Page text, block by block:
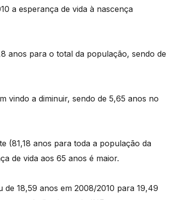
a esperança de vida à nascença
anos para o total da população, sendo de
vindo a diminuir, sendo de 5,65 anos no
(81,18 anos para toda a população da
de vida aos 65 anos é maior.
18,59 anos em 2008/2010 para 19,49